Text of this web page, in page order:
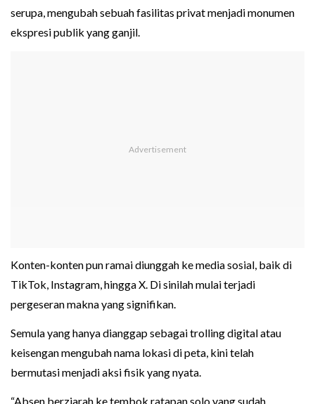
serupa, mengubah sebuah fasilitas privat menjadi monumen
ekspresi publik yang ganjil.
Konten-konten pun ramai diunggah ke media sosial, baik di
TikTok, Instagram, hingga X. Di sinilah mulai terjadi
pergeseran makna yang signifikan.
Semula yang hanya dianggap sebagai trolling digital atau
keisengan mengubah nama lokasi di peta, kini telah
bermutasi menjadi aksi fisik yang nyata.
“Absen berziarah ke tembok ratapan solo yang sudah